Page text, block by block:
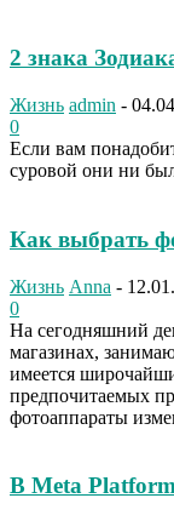
2 знака
Жизнь admin -
0
Если вам
суровой они ни
Как выбрать
Жизнь Anna -
0
На сегодняшний
магазинах,
имеется
предпочитаемых
фотоаппараты
В Meta